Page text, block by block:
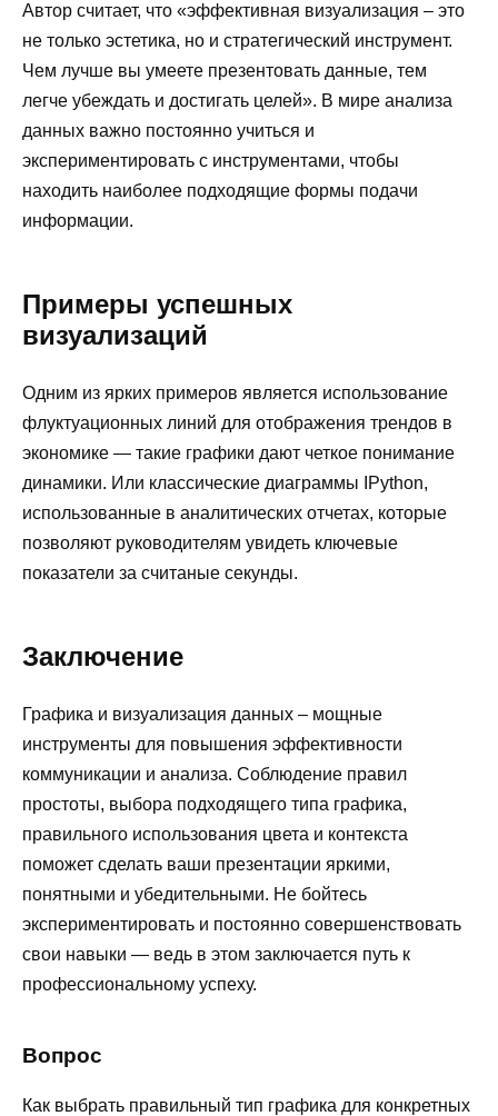
Автор считает, что «эффективная визуализация – это
не только эстетика, но и стратегический инструмент.
Чем лучше вы умеете презентовать данные, тем
легче убеждать и достигать целей». В мире анализа
данных важно постоянно учиться и
экспериментировать с инструментами, чтобы
находить наиболее подходящие формы подачи
информации.
Примеры успешных
визуализаций
Одним из ярких примеров является использование
флуктуационных линий для отображения трендов в
экономике — такие графики дают четкое понимание
динамики. Или классические диаграммы IPython,
использованные в аналитических отчетах, которые
позволяют руководителям увидеть ключевые
показатели за считаные секунды.
Заключение
Графика и визуализация данных – мощные
инструменты для повышения эффективности
коммуникации и анализа. Соблюдение правил
простоты, выбора подходящего типа графика,
правильного использования цвета и контекста
поможет сделать ваши презентации яркими,
понятными и убедительными. Не бойтесь
экспериментировать и постоянно совершенствовать
свои навыки — ведь в этом заключается путь к
профессиональному успеху.
Вопрос
Как выбрать правильный тип графика для конкретных